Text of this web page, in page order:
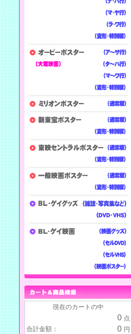
現在のカートの中
0 点
合計金額：
0 円